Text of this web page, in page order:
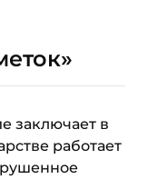
заключает в
работает